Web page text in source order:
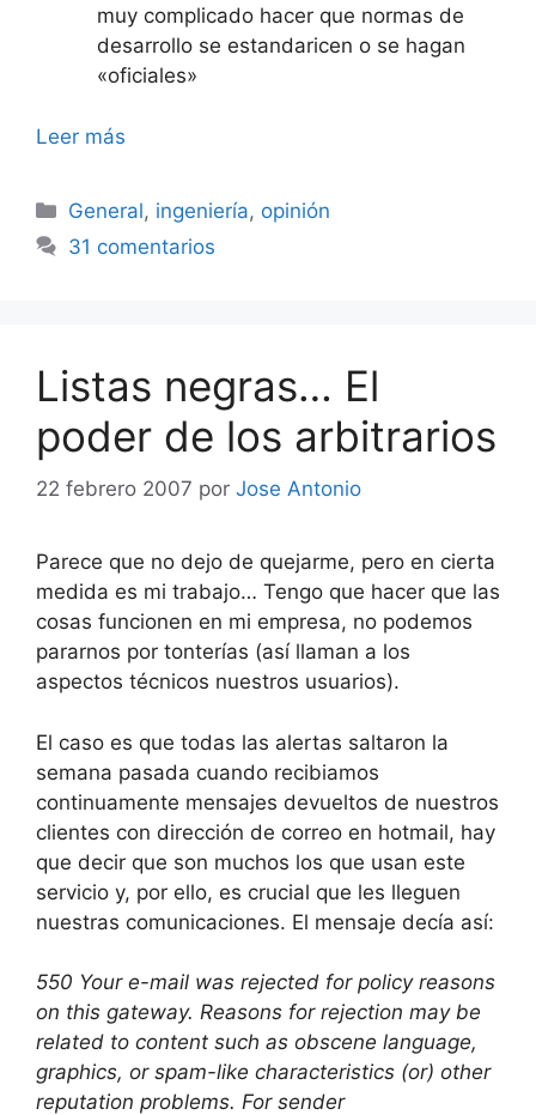
muy complicado hacer que normas de
desarrollo se estandaricen o se hagan
«oficiales»
Leer más
Categorías
General, ingeniería, opinión
31 comentarios
Listas negras… El
poder de los arbitrarios
22 febrero 2007 por Jose Antonio
Parece que no dejo de quejarme, pero en cierta
medida es mi trabajo… Tengo que hacer que las
cosas funcionen en mi empresa, no podemos
pararnos por tonterías (así llaman a los
aspectos técnicos nuestros usuarios).
El caso es que todas las alertas saltaron la
semana pasada cuando recibiamos
continuamente mensajes devueltos de nuestros
clientes con dirección de correo en hotmail, hay
que decir que son muchos los que usan este
servicio y, por ello, es crucial que les lleguen
nuestras comunicaciones. El mensaje decía así:
550 Your e-mail was rejected for policy reasons
on this gateway. Reasons for rejection may be
related to content such as obscene language,
graphics, or spam-like characteristics (or) other
reputation problems. For sender